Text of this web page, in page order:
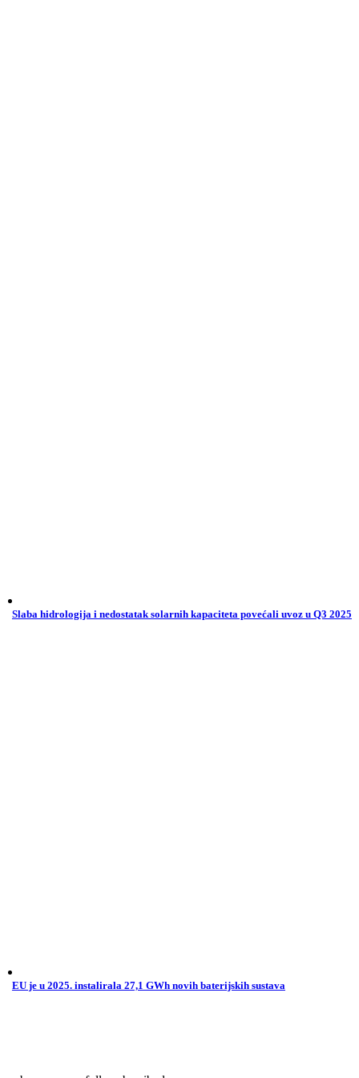
Slaba hidrologija i nedostatak solarnih kapaciteta povećali uvoz u Q3 2025
EU je u 2025. instalirala 27,1 GWh novih baterijskih sustava